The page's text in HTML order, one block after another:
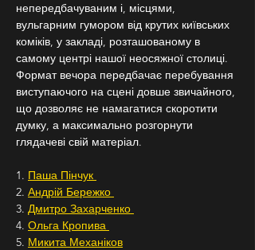
непередбачуваним і, місцями,
вульгарним гумором від крутих київських
коміків, у закладі, розташованому в
самому центрі нашої неосяжної столиці.
Формат вечора передбачає перебування
виступаючого на сцені довше звичайного,
що дозволяє не намагатися скоротити
думку, а максимально розгорнути
глядачеві свій матеріал.
1. Паша Пінчук
2. Андрій Бережко
3. Дмитро Захарченко
4. Ольга Кропива
5. Микита Механіков